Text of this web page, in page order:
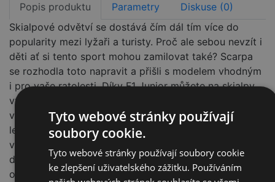
Popis produktu
Parametry
Diskuse (0)
Skialpové odvětví se dostává čím dál tím více do
popularity mezi lyžaři a turisty. Proč ale sebou nevzít i
děti ať si tento sport mohou zamilovat také? Scarpa
se rozhodla toto napravit a přišli s modelem vhodným
i pro vaše ratolesti. Díky F1 Junior můžete na skialpy
vyrazit celá rodina. Skelet je vyroben ze směsi
vybraných polymerů a je vyztužen žebrováním pro
lepší přenos sil. Jazyk je stejně jako u dospělácké
verze z Pebaxu s použitím technologie Axial Alpine,
díky ní lze jazyk vyklopit do strany pro lepší
obouvání/vyzouvání bot a snazší manipulaci s vnitřní
Tyto webové stránky používají
soubory cookie.
Tyto webové stránky používají soubory cookie
ke zlepšení uživatelského zážitku. Používáním